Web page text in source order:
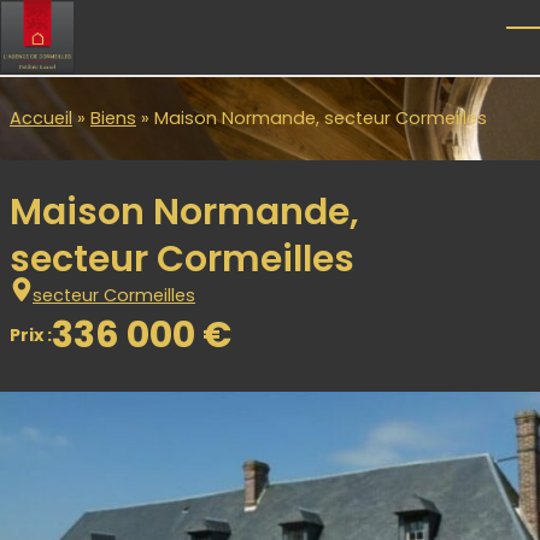
Skip to main content
Accueil » Biens » Maison Normande, secteur Cormeilles
Maison Normande,
secteur Cormeilles
secteur Cormeilles
Prix :336 000 €